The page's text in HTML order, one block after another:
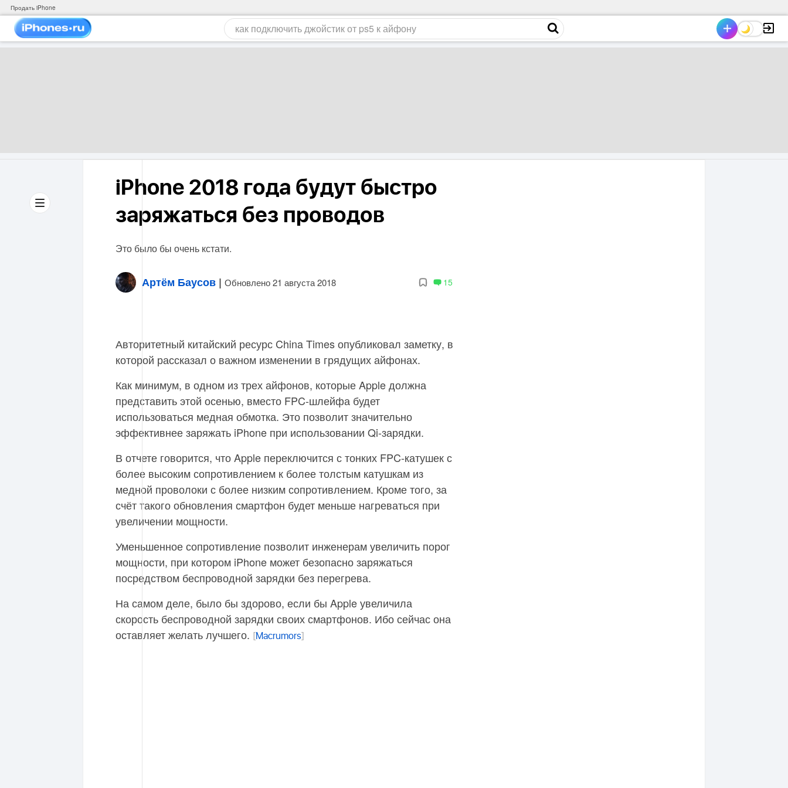
Продать iPhone
iPhone 2018 года будут быстро
заряжаться без проводов
Это было бы очень кстати.
Артём Баусов | Обновлено 21 августа 2018 15
Авторитетный китайский ресурс China Times опубликовал заметку, в
которой рассказал о важном изменении в грядущих айфонах.
Как минимум, в одном из трех айфонов, которые Apple должна
представить этой осенью, вместо FPC-шлейфа будет
использоваться медная обмотка. Это позволит значительно
эффективнее заряжать iPhone при использовании Qi-зарядки.
В отчете говорится, что Apple переключится с тонких FPC-катушек с
более высоким сопротивлением к более толстым катушкам из
медной проволоки с более низким сопротивлением. Кроме того, за
счёт такого обновления смартфон будет меньше нагреваться при
увеличении мощности.
Уменьшенное сопротивление позволит инженерам увеличить порог
мощности, при котором iPhone может безопасно заряжаться
посредством беспроводной зарядки без перегрева.
На самом деле, было бы здорово, если бы Apple увеличила
скорость беспроводной зарядки своих смартфонов. Ибо сейчас она
оставляет желать лучшего.
Macrumors